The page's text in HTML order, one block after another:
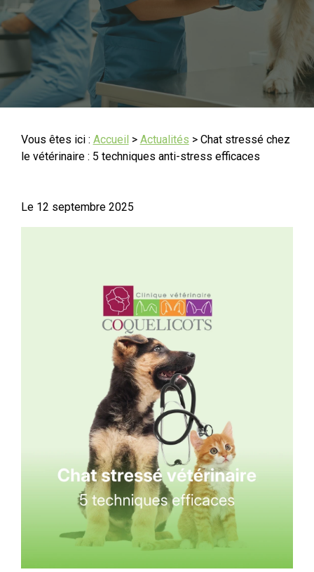
Vous êtes ici : Accueil > Actualités > Chat stressé chez
le vétérinaire : 5 techniques anti-stress efficaces
Le 12 septembre 2025